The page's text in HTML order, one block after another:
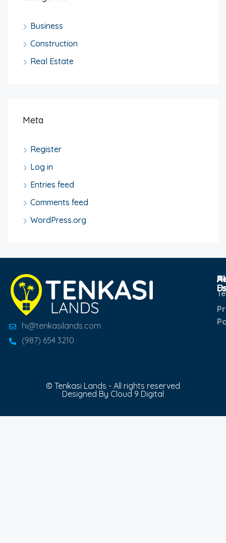
Business
Construction
Real Estate
Meta
Register
Log in
Entries feed
Comments feed
WordPress.org
hi@tenkasilands.com
(987) 654 3210
© Tenkasi Lands - All rights reserved
Designed By Cloud 9 Digital